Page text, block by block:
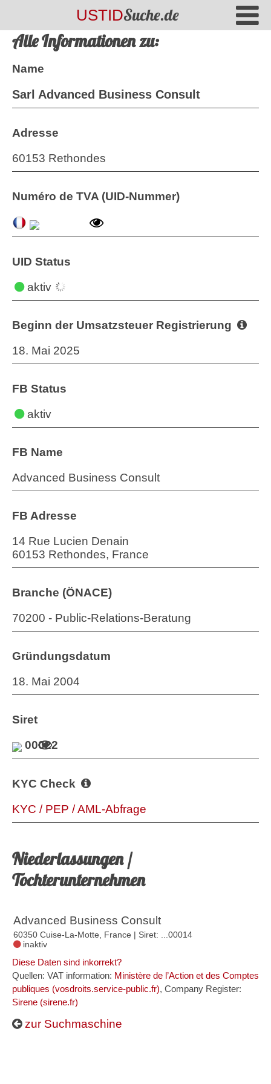
USTIDSuche.de
Alle Informationen zu:
Name
Sarl Advanced Business Consult
Adresse
60153 Rethondes
Numéro de TVA (UID-Nummer)
UID Status
aktiv
Beginn der Umsatzsteuer Registrierung
18. Mai 2025
FB Status
aktiv
FB Name
Advanced Business Consult
FB Adresse
14 Rue Lucien Denain
60153 Rethondes, France
Branche (ÖNACE)
70200 - Public-Relations-Beratung
Gründungsdatum
18. Mai 2004
Siret
00022
KYC Check
KYC / PEP / AML-Abfrage
Niederlassungen /
Tochterunternehmen
Advanced Business Consult
60350 Cuise-La-Motte, France | Siret: ...00014
inaktiv
Diese Daten sind inkorrekt?
Quellen: VAT information: Ministère de l’Action et des Comptes
publiques (vosdroits.service-public.fr), Company Register:
Sirene (sirene.fr)
zur Suchmaschine